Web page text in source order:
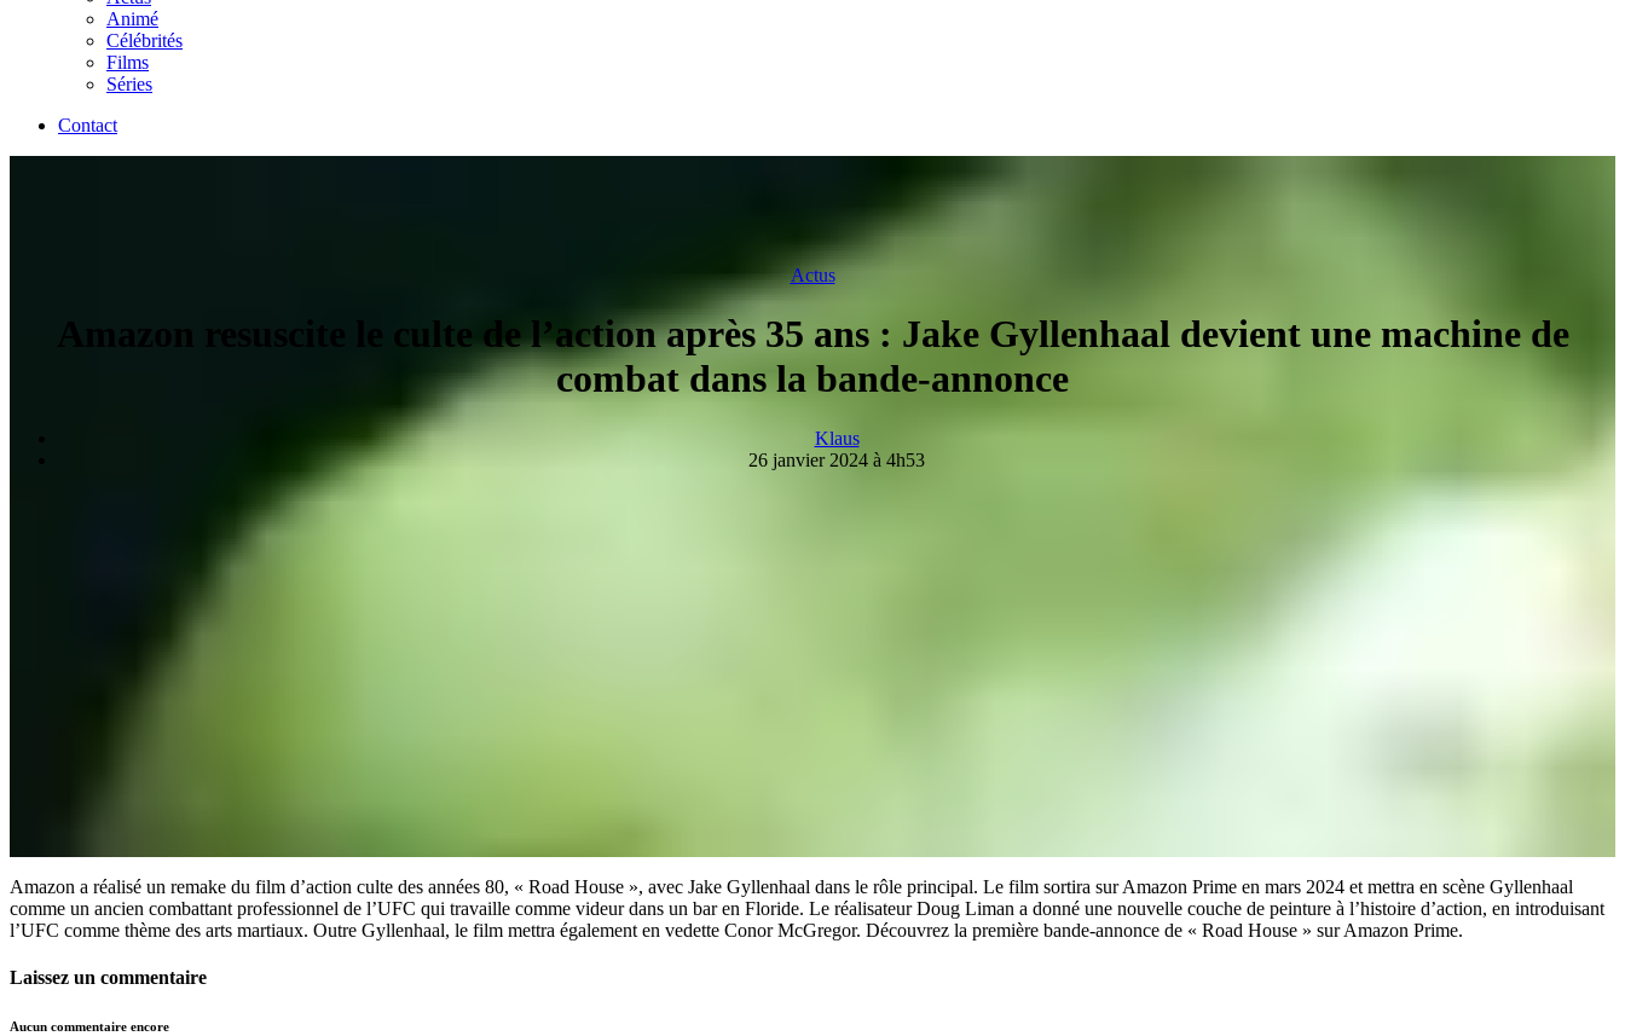
Animé
Célébrités
Films
Séries
Contact
Actus
Amazon resuscite le culte de l’action après 35 ans : Jake Gyllenhaal devient une machine de
combat dans la bande-annonce
Klaus
26 janvier 2024 à 4h53
Amazon a réalisé un remake du film d’action culte des années 80, « Road House », avec Jake Gyllenhaal dans le rôle principal. Le film sortira sur Amazon Prime en mars 2024 et mettra en scène Gyllenhaal
comme un ancien combattant professionnel de l’UFC qui travaille comme videur dans un bar en Floride. Le réalisateur Doug Liman a donné une nouvelle couche de peinture à l’histoire d’action, en introduisant
l’UFC comme thème des arts martiaux. Outre Gyllenhaal, le film mettra également en vedette Conor McGregor. Découvrez la première bande-annonce de « Road House » sur Amazon Prime.
Laissez un commentaire
Aucun commentaire encore